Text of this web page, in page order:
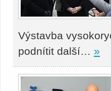
Výstavba
podnítit další… »